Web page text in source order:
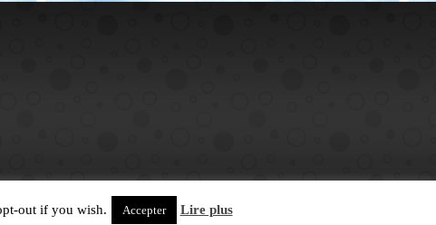
out if you wish. Accepter Lire plus